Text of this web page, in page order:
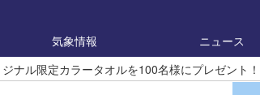
気象情報 ニュース
ナル限定カラータオルを100名様にプレゼント！